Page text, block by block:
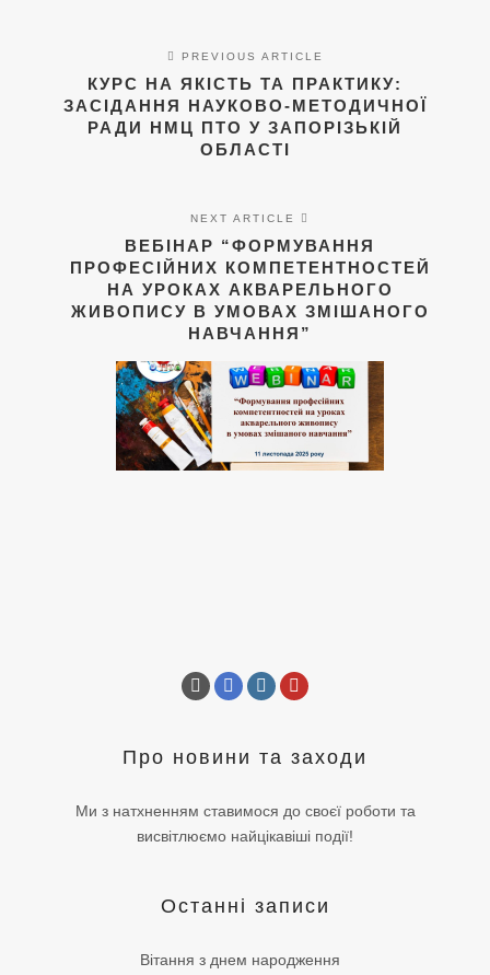
PREVIOUS ARTICLE
КУРС НА ЯКІСТЬ ТА ПРАКТИКУ:
ЗАСІДАННЯ НАУКОВО-МЕТОДИЧНОЇ
РАДИ НМЦ ПТО У ЗАПОРІЗЬКІЙ
ОБЛАСТІ
NEXT ARTICLE
ВЕБІНАР “ФОРМУВАННЯ
ПРОФЕСІЙНИХ КОМПЕТЕНТНОСТЕЙ
НА УРОКАХ АКВАРЕЛЬНОГО
ЖИВОПИСУ В УМОВАХ ЗМІШАНОГО
НАВЧАННЯ”
Про новини та заходи
Ми з натхненням ставимося до своєї роботи та
висвітлюємо найцікавіші події!
Останні записи
Вітання з днем народження